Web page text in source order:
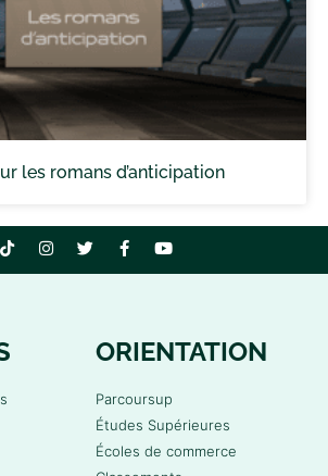
les romans d’anticipation
ORIENTATION
Parcoursup
Études Supérieures
Écoles de commerce